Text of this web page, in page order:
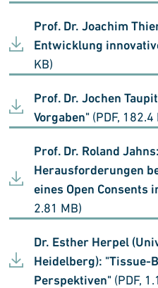
Prof. Dr. Joachim
Entwicklung
KB)
Prof. Dr. Jochen
Vorgaben" (PDF, 182.4
Prof. Dr. Roland
Herausforderungen
eines Open Consents
2.81 MB)
Dr. Esther Herpel
Heidelberg): "Tissue-
Perspektiven" (PDF,